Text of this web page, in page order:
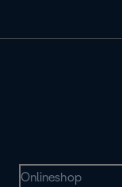
Onlineshop